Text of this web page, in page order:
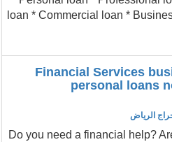
loan * Commercial loan *
Financial Services
personal loans
الرياض
...Do you need a financial help?